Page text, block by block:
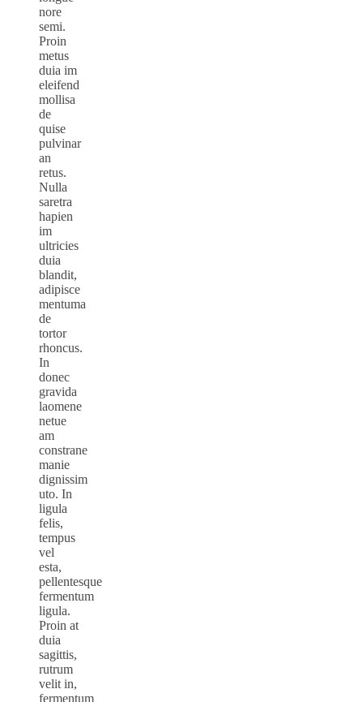
nore
semi.
Proin
metus
duia im
eleifend
mollisa
de
quise
pulvinar
an
retus.
Nulla
saretra
hapien
im
ultricies
duia
blandit,
adipisce
mentuma
de
tortor
rhoncus.
In
donec
gravida
laomene
netue
am
constrane
manie
dignissim
uto. In
ligula
felis,
tempus
vel
esta,
pellentesque
fermentum
ligula.
Proin at
duia
sagittis,
rutrum
velit in,
fermentum